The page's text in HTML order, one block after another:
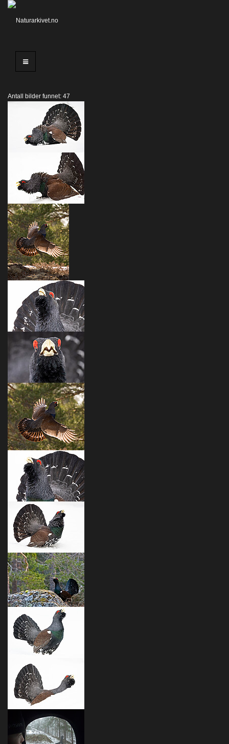
Antall bilder funnet: 47